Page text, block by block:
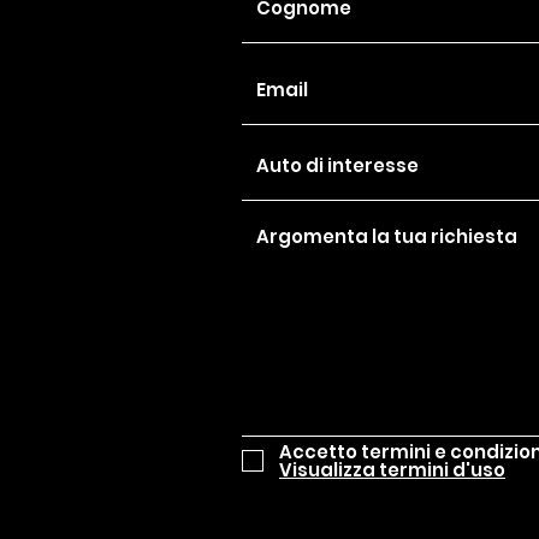
Accetto termini e
Visualizza termini d'uso